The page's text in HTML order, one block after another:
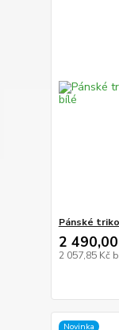
Pánské
2
2 057,85 Kč
Novinka